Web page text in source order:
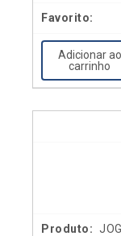
Adicionar ao
carrinho